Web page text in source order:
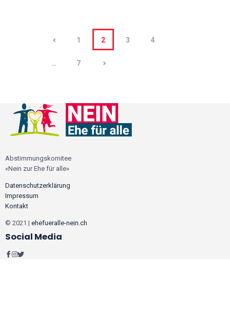
Beitragsnavigation
PAGE
1 PAGE
2 PAGE
3 PAGE
4
… PAGE
7
>
Abstimmungskomitee
«Nein zur Ehe für alle»
Datenschutzerklärung
Impressum
Kontakt
© 2021 | ehefueralle-nein.ch
Social Media